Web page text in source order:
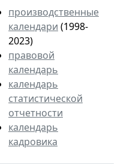
производственные
календари (1998-
2023)
правовой
календарь
календарь
статистической
отчетности
календарь
кадровика